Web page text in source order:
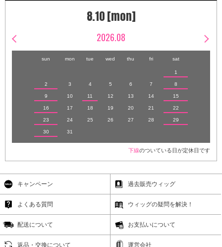
8.10 [mon]
2026.08
sun mon tue wed thu fri sat
1
2 3 4 5 6 7 8
9 10 11 12 13 14 15
16 17 18 19 20 21 22
23 24 25 26 27 28 29
30 31
下線のついている日が定休日です
キャンペーン 過去販売ウィッグ
よくある質問 ウィッグの疑問を解決！
配送について お支払いについて
返品・交換について 運営会社